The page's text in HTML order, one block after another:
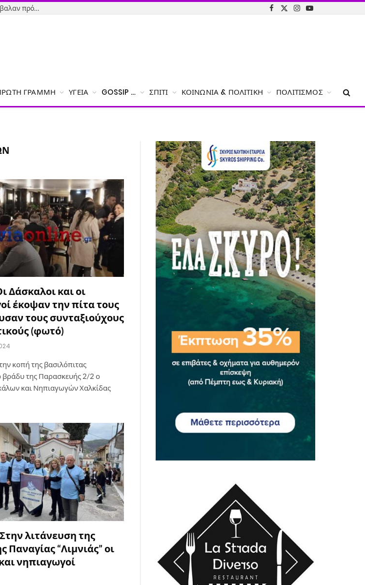
Εύβοια-Απίστευτο: Φορολόγησαν την εγγονή και της έβαλαν πρόστιμο γιατί δεν δήλωσε το χαρτζιλίκι του παππού!
Facebook
X
Instagram
YouTube
ΓΡΑΜΜΉ ΥΓΕΊΑ GOSSIP … ΣΠΊΤΙ ΚΟΙΝΩΝΊΑ & ΠΟΛΙΤΙΚΉ ΠΟΛΙΤΙΣΜΌΣ
Δάσκαλοι και οι
έκοψαν την πίτα τους
τους συνταξιούχους
(φωτό)
κοπή της βασιλόπιτας
βράδυ της Παρασκευής 2/2 ο
και Νηπιαγωγών Χαλκίδας
λιτάνευση της
Παναγίας “Λιμνιάς” οι
νηπιαγωγοί